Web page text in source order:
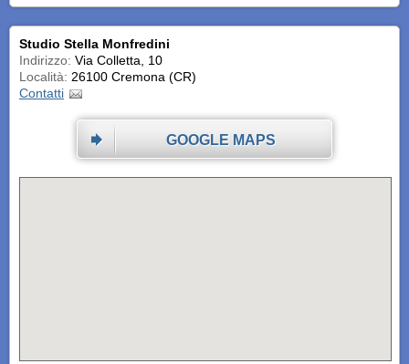
Studio Stella Monfredini
Indirizzo: Via Colletta, 10
Località: 26100 Cremona (CR)
Contatti
GOOGLE MAPS